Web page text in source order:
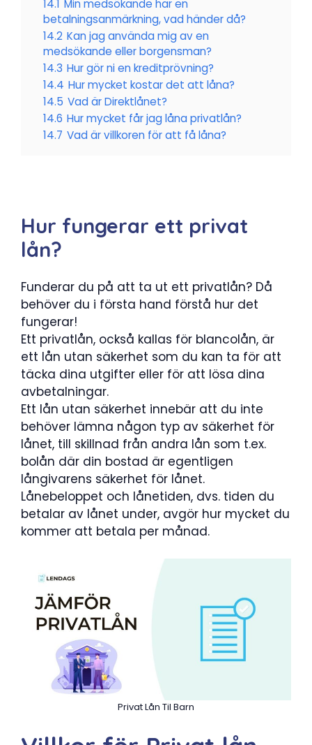
14.1 Min medsökande har en
betalningsanmärkning, vad händer då?
14.2 Kan jag använda mig av en
medsökande eller borgensman?
14.3 Hur gör ni en kreditprövning?
14.4 Hur mycket kostar det att låna?
14.5 Vad är Direktlånet?
14.6 Hur mycket får jag låna privatlån?
14.7 Vad är villkoren för att få låna?
Hur fungerar ett privat
lån?
Funderar du på att ta ut ett privatlån? Då
behöver du i första hand förstå hur det
fungerar!
Ett privatlån, också kallas för blancolån, är
ett lån utan säkerhet som du kan ta för att
täcka dina utgifter eller för att lösa dina
avbetalningar.
Ett lån utan säkerhet innebär att du inte
behöver lämna någon typ av säkerhet för
lånet, till skillnad från andra lån som t.ex.
bolån där din bostad är egentligen
långivarens säkerhet för lånet.
Lånebeloppet och lånetiden, dvs. tiden du
betalar av lånet under, avgör hur mycket du
kommer att betala per månad.
Privat Lån Til Barn